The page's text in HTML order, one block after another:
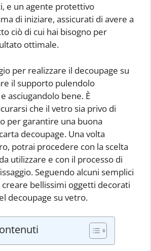
e un agente protettivo
di iniziare, assicurati di avere a
ciò di cui hai bisogno per
ottimale.
per realizzare il decoupage su
il supporto pulendolo
asciugandolo bene. È
che il vetro sia privo di
per garantire una buona
decoupage. Una volta
potrai procedere con la scelta
utilizzare e con il processo di
Seguendo alcuni semplici
creare bellissimi oggetti decorati
decoupage su vetro.